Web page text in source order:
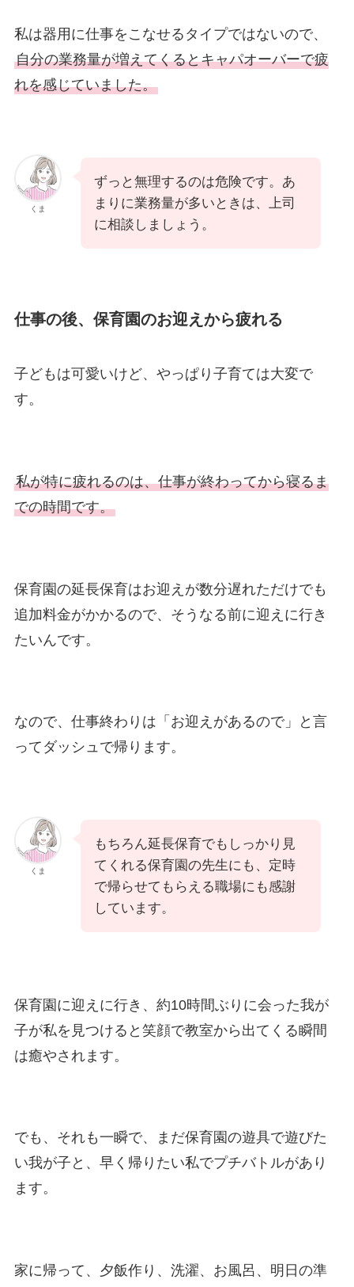
私は器用に仕事をこなせるタイプではないので、
自分の業務量が増えてくるとキャパオーバーで疲
れを感じていました。
くま
ずっと無理するのは危険です。あ
まりに業務量が多いときは、上司
に相談しましょう。
仕事の後、保育園のお迎えから疲れる
子どもは可愛いけど、やっぱり子育ては大変で
す。
私が特に疲れるのは、仕事が終わってから寝るま
での時間です。
保育園の延長保育はお迎えが数分遅れただけでも
追加料金がかかるので、そうなる前に迎えに行き
たいんです。
なので、仕事終わりは「お迎えがあるので」と言
ってダッシュで帰ります。
くま
もちろん延長保育でもしっかり見
てくれる保育園の先生にも、定時
で帰らせてもらえる職場にも感謝
しています。
保育園に迎えに行き、約10時間ぶりに会った我が
子が私を見つけると笑顔で教室から出てくる瞬間
は癒やされます。
でも、それも一瞬で、まだ保育園の遊具で遊びた
い我が子と、早く帰りたい私でプチバトルがあり
ます。
家に帰って、夕飯作り、洗濯、お風呂、明日の準